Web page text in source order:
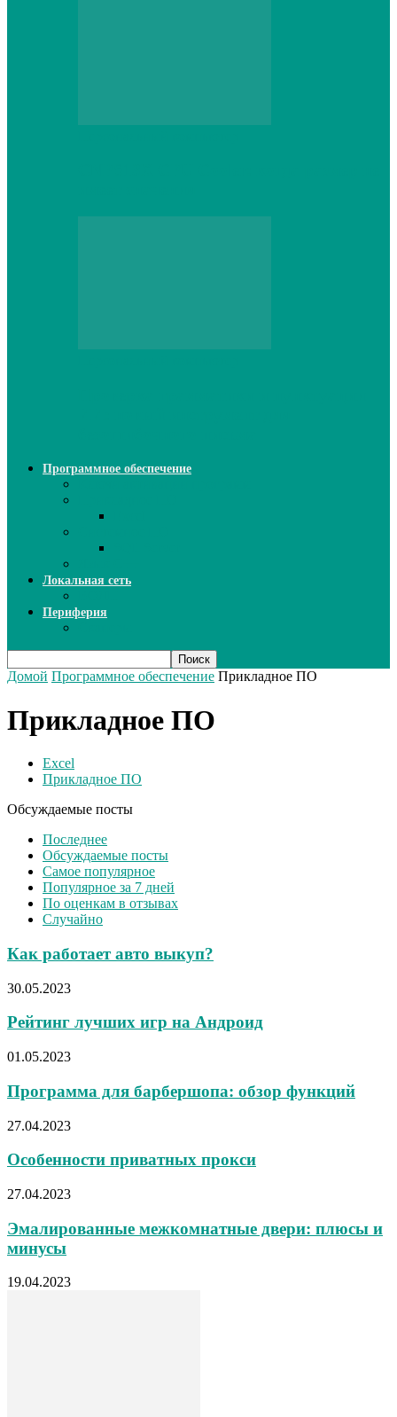
Программное обеспечение
Локальная сеть
Периферия
Домой Программное обеспечение Прикладное ПО
Прикладное ПО
Excel
Прикладное ПО
Обсуждаемые посты
Последнее
Обсуждаемые посты
Самое популярное
Популярное за 7 дней
По оценкам в отзывах
Случайно
Как работает авто выкуп?
30.05.2023
Рейтинг лучших игр на Андроид
01.05.2023
Программа для барбершопа: обзор функций
27.04.2023
Особенности приватных прокси
27.04.2023
Эмалированные межкомнатные двери: плюсы и
минусы
19.04.2023